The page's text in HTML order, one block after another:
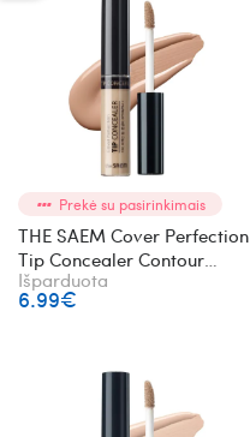
Prekė su pasirinkimais
THE SAEM Cover Perfection
Tip Concealer Contour
Beige skystas maskuoklis
Išparduota
6.99€